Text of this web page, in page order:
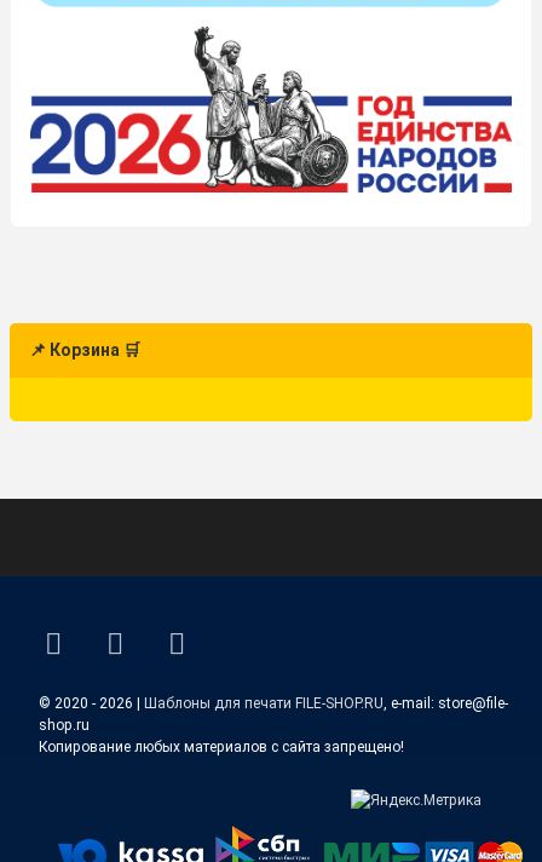
📌 Корзина 🛒
ВКонтакте
YouTube
E-mail
© 2020 - 2026 | Шаблоны для печати FILE-SHOP.RU , e-mail: store@file-
shop.ru
Копирование любых материалов с сайта запрещено!